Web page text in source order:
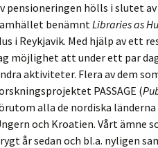
pensioneringen hölls i slutet
benämntLibraries as
i Reykjavik. Med hjälp av ett
möjlighet att under ett par
aktiviteter. Flera av dem
PASSAGE (
alla de nordiska
och Kroatien. Vårt ämne
år sedan och bl.a. nyligen